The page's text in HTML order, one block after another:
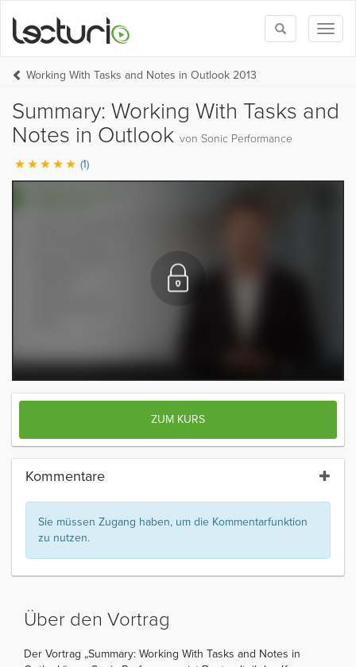
Toggle
search
Working With Tasks and Notes in Outlook 2013
Summary: Working With Tasks and
Notes in Outlook von Sonic Performance
(1)
ZUM KURS
Kommentare
Sie müssen Zugang haben, um die Kommentarfunktion
zu nutzen.
Über den Vortrag
Der Vortrag „Summary: Working With Tasks and Notes in